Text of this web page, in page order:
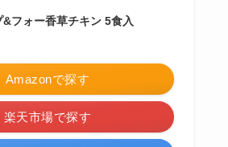
フォー香草チキン 5食入
Amazonで探す
楽天市場で探す